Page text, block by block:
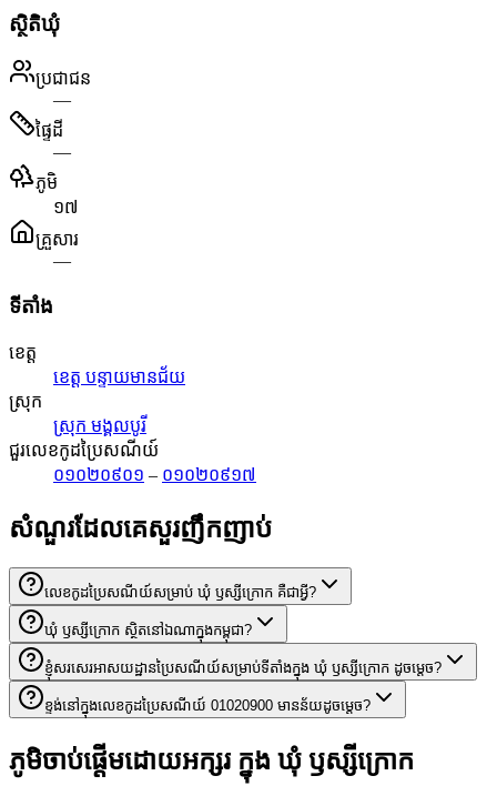
ស្ថិតិឃុំ
ប្រជាជន
—
ផ្ទៃដី
—
ភូមិ
១៧
គ្រួសារ
—
ទីតាំង
ខេត្ត
ខេត្ត បន្ទាយមានជ័យ
ស្រុក
ស្រុក មង្គលបូរី
ជួរលេខកូដប្រៃសណីយ៍
០១០២០៩០១ – ០១០២០៩១៧
សំណួរដែលគេសួរញឹកញាប់
លេខកូដប្រៃសណីយ៍សម្រាប់ ឃុំ ឫស្សីក្រោក គឺជាអ្វី?
ឃុំ ឫស្សីក្រោក ស្ថិតនៅឯណាក្នុងកម្ពុជា?
ខ្ញុំសរសេរអាសយដ្ឋានប្រៃសណីយ៍សម្រាប់ទីតាំងក្នុង ឃុំ ឫស្សីក្រោក ដូចម្តេច?
ខ្ទង់នៅក្នុងលេខកូដប្រៃសណីយ៍ 01020900 មានន័យដូចម្តេច?
ភូមិចាប់ផ្តើមដោយអក្សរ ក្នុង ឃុំ ឫស្សីក្រោក